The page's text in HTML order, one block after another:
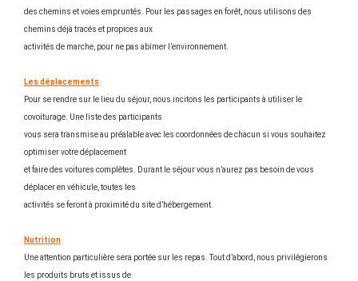
des chemins et voies empruntés. Pour les passages en forêt, nous utilisons des
chemins déjà tracés et propices aux
activités de marche, pour ne pas abîmer l’environnement.
Les déplacements
Pour se rendre sur le lieu du séjour, nous incitons les participants à utiliser le
covoiturage. Une liste des participants
vous sera transmise au préalable avec les coordonnées de chacun si vous souhaitez
optimiser votre déplacement
et faire des voitures complètes. Durant le séjour vous n’aurez pas besoin de vous
déplacer en véhicule, toutes les
activités se feront à proximité du site d’hébergement.
Nutrition
Une attention particulière sera portée sur les repas. Tout d’abord, nous privilégierons
les produits bruts et issus de